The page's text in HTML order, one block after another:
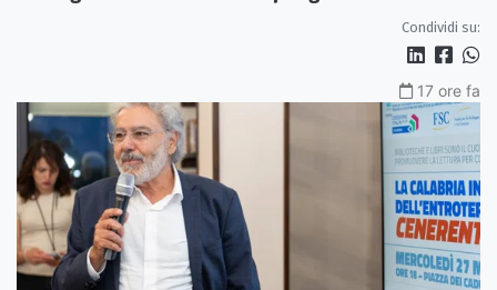
Condividi su:
17 ore fa